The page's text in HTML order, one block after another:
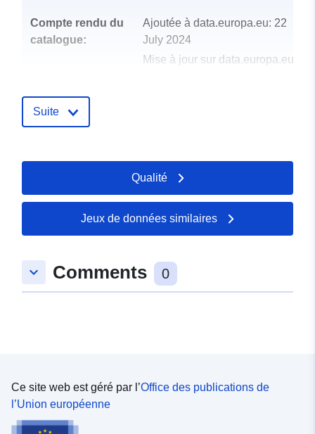
Compte rendu du
catalogue:
Ajoutée à data.europa.eu: 22
July 2024
Mise à jour sur data.europa.eu:
uriRef:
Suite
Qualité
Jeux de données similaires
keyboard_arrow_down Comments 0
Ce site web est géré par l’Office des publications de
l’Union européenne